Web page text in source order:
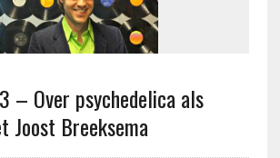
– Over psychedelica als
Joost Breeksema